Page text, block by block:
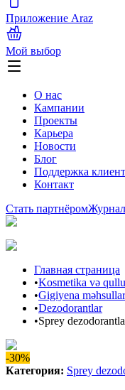
Приложение Araz
Мой выбор
О нас
Кампании
Проекты
Карьера
Новости
Блог
Поддержка
Контакт
Стать партнёром
Главная страница
•Kosmetika və
•Gigiyena
•Dezodorantlar
•Sprey
-30%
Категория: Sprey